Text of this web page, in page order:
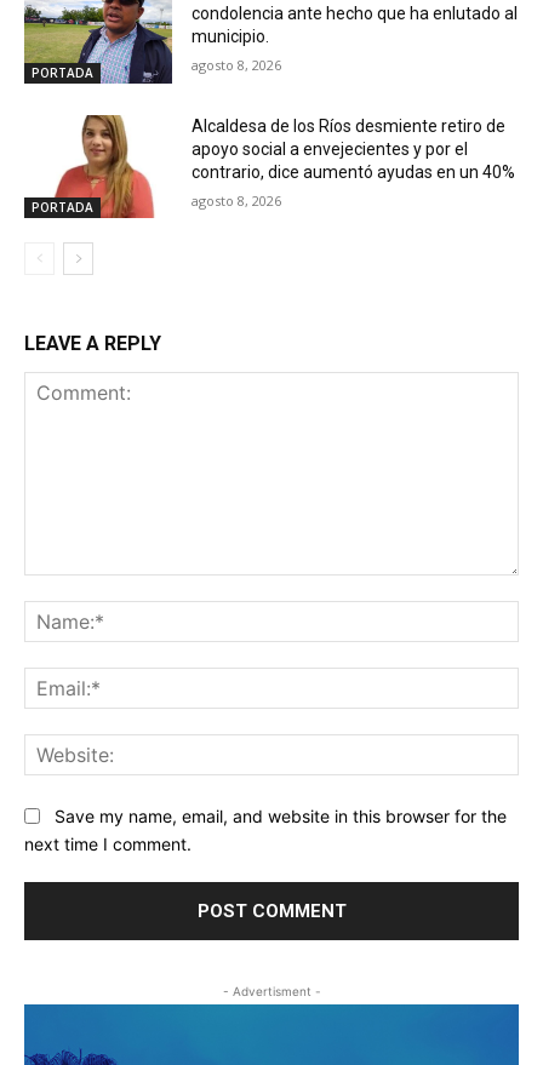
PORTADA
condolencia ante hecho que ha enlutado al
municipio.
agosto 8, 2026
PORTADA
Alcaldesa de los Ríos desmiente retiro de
apoyo social a envejecientes y por el
contrario, dice aumentó ayudas en un 40%
agosto 8, 2026
LEAVE A REPLY
Save my name, email, and website in this browser for the
next time I comment.
- Advertisment -